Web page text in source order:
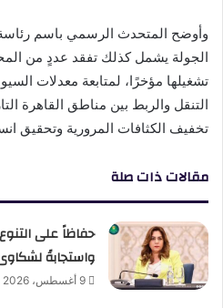
وأوضح المتحدث الرسمي باسم
الجولة يشمل كذلك تفقد عددٍ من
تشغيلها مؤخرًا، لمتابعة معدلات
التنقل والربط بين مناطق القاهرة
تخفيف الكثافات المرورية وتحقيق
مقالات ذات صلة
حفاظاً على
واستجابةً
9 أغسطس، 2026